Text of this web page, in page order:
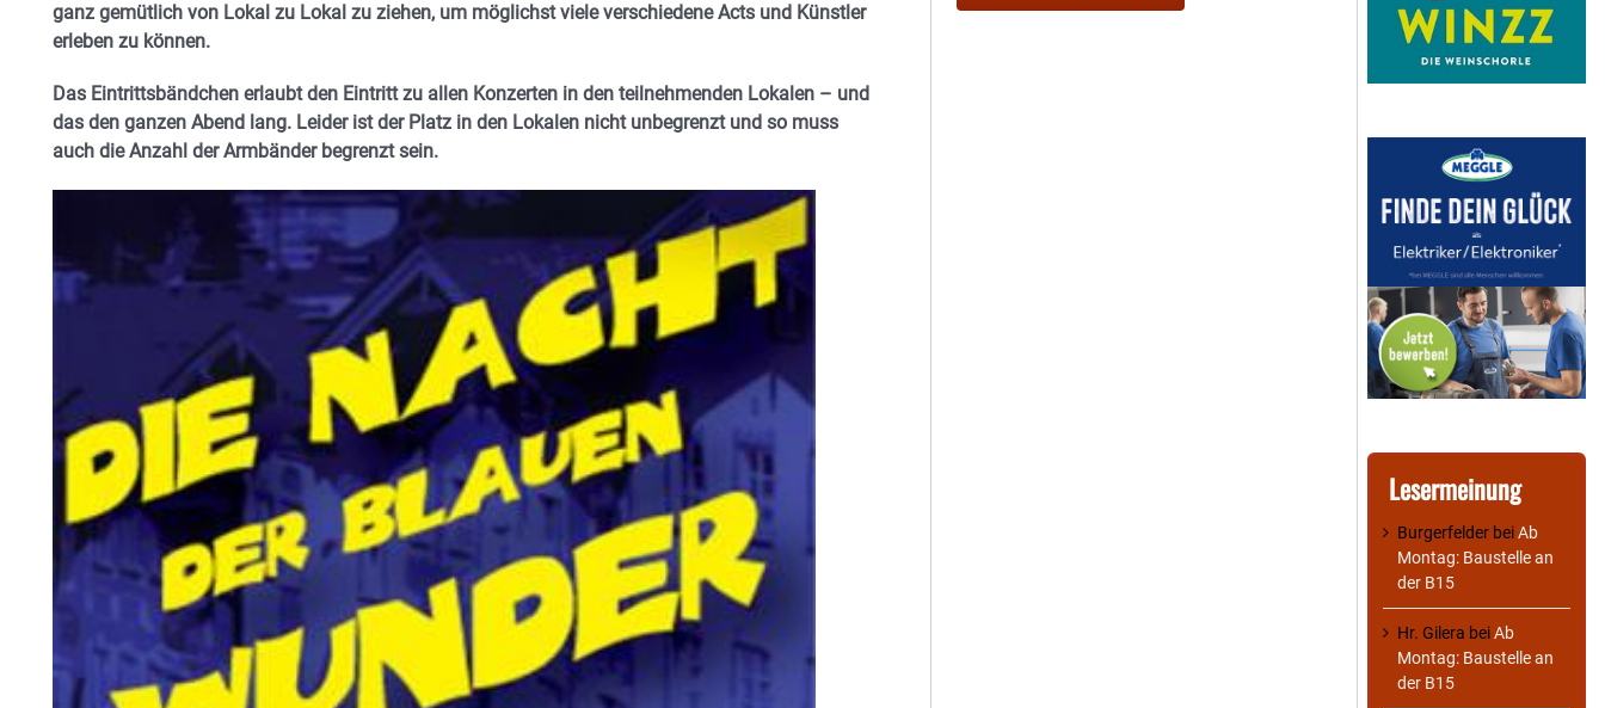
ganz gemütlich von Lokal zu Lokal zu ziehen, um möglichst viele verschiedene Acts und Künstler
erleben zu können.
Das Eintrittsbändchen erlaubt den Eintritt zu allen Konzerten in den teilnehmenden Lokalen – und
das den ganzen Abend lang. Leider ist der Platz in den Lokalen nicht unbegrenzt und so muss
auch die Anzahl der Armbänder begrenzt sein.
Lesermeinung
Burgerfelder beiAb
Montag: Baustelle an
der B15
Hr. Gilera beiAb
Montag: Baustelle an
der B15